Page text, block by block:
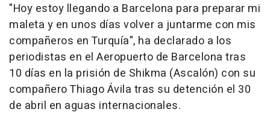
"Hoy estoy llegando a Barcelona para preparar mi
maleta y en unos días volver a juntarme con mis
compañeros en Turquía", ha declarado a los
periodistas en el Aeropuerto de Barcelona tras
10 días en la prisión de Shikma (Ascalón) con su
compañero Thiago Ávila tras su detención el 30
de abril en aguas internacionales.